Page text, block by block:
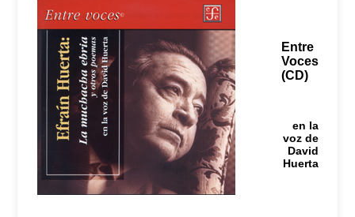
Entre
Voces
(CD)
en la
voz de
David
Huerta